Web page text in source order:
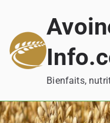
contenu
Bienfaits,